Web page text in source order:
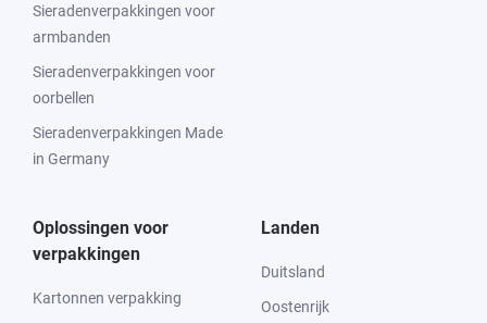
Sieradenverpakkingen voor
armbanden
Sieradenverpakkingen voor
oorbellen
Sieradenverpakkingen Made
in Germany
Oplossingen voor
verpakkingen
Kartonnen verpakking
Landen
Duitsland
Oostenrijk